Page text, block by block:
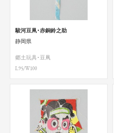
駿河豆凧･赤銅鈴之助
静岡県
郷土玩具･豆凧
L95/W100